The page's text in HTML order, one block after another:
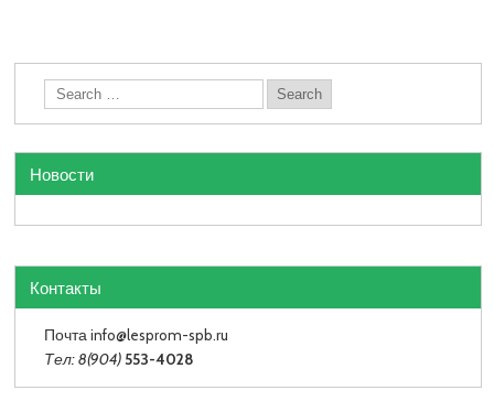
Новости
Контакты
Почта info@lesprom-spb.ru
Тел: 8(904) 553-4028